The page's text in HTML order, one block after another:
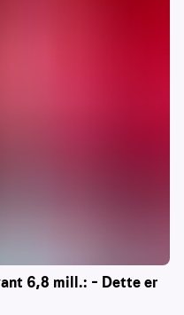
6,8 mill.: – Dette er